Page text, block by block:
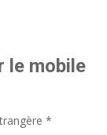
le mobile
*